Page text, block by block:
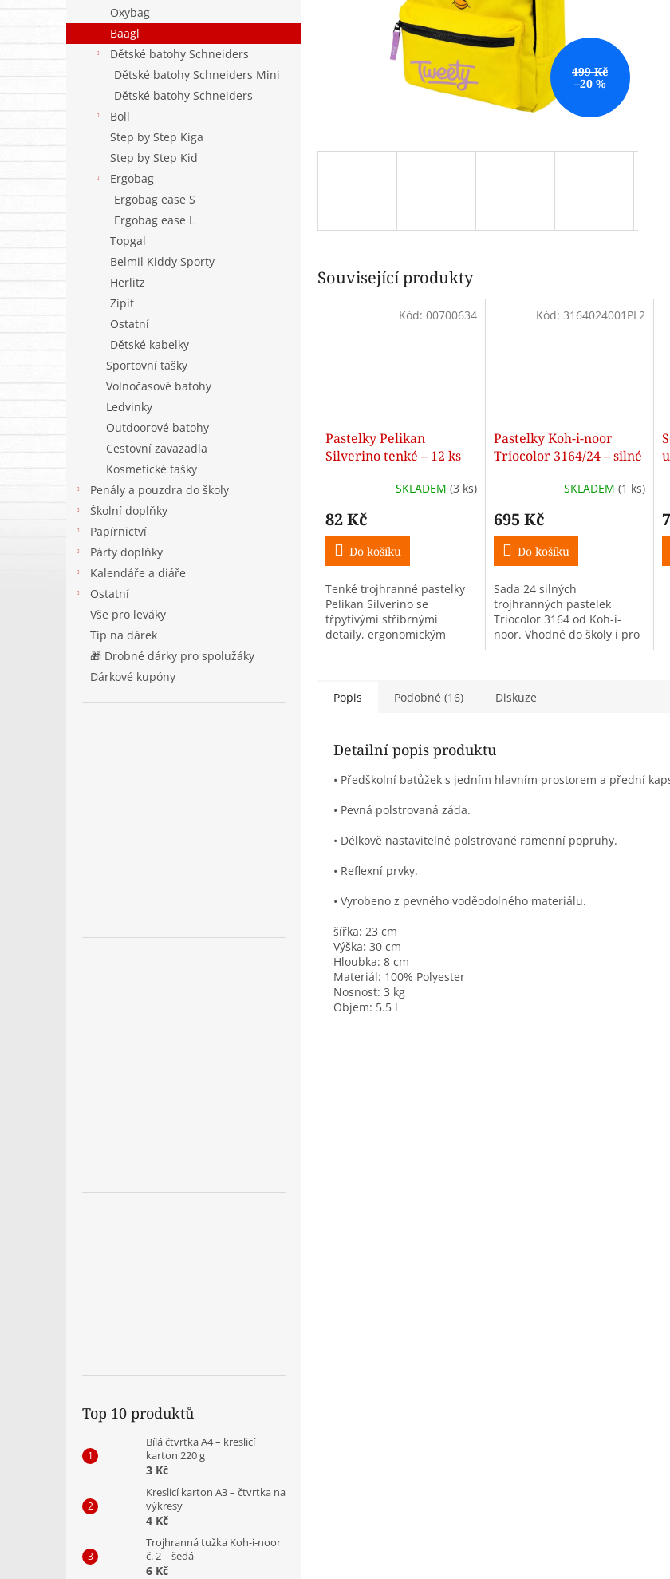
e
l
Oxybag
Baagl
Dětské batohy Schneiders
Dětské batohy Schneiders Mini
Dětské batohy Schneiders
Boll
Step by Step Kiga
Step by Step Kid
Ergobag
Ergobag ease S
Ergobag ease L
Topgal
Belmil Kiddy Sporty
Herlitz
Zipit
Ostatní
Dětské kabelky
Sportovní tašky
Volnočasové batohy
Ledvinky
Outdoorové batohy
Cestovní zavazadla
Kosmetické tašky
Penály a pouzdra do školy
Školní doplňky
Papírnictví
Párty doplňky
Kalendáře a diáře
Ostatní
Vše pro leváky
Tip na dárek
🎁 Drobné dárky pro spolužáky
Dárkové kupóny
Top 10 produktů
Bílá čtvrtka A4 – kreslicí
karton 220 g
3 Kč
Kreslicí karton A3 – čtvrtka na
výkresy
4 Kč
Trojhranná tužka Koh-i-noor
č. 2 – šedá
6 Kč
499 Kč
–20 %
Související produkty
Pastelky Pelikan
Silverino tenké – 12 ks
SKLADEM (3 ks)
82 Kč
Do košíku
Tenké trojhranné pastelky
Pelikan Silverino se
třpytivými stříbrnými
detaily, ergonomickým
Kód: 00700634
Pastelky Koh-i-noor
Triocolor 3164/24 – silné
kovové krabičce
SKLADEM (1 ks)
695 Kč
Do košíku
Sada 24 silných
trojhranných pastelek
Triocolor 3164 od Koh-i-
noor. Vhodné do školy i pro
tělo,...
Kód: 3164024001PL2
Popis Podobné (16) Diskuze
Detailní popis produktu
• Předškolní batůžek s jedním hlavním prostorem a přední
• Pevná polstrovaná záda.
• Délkově nastavitelné polstrované ramenní popruhy.
• Reflexní prvky.
• Vyrobeno z pevného voděodolného materiálu.
šířka: 23 cm
Výška: 30 cm
Hloubka: 8 cm
Materiál: 100% Polyester
Nosnost: 3 kg
Objem: 5.5 l